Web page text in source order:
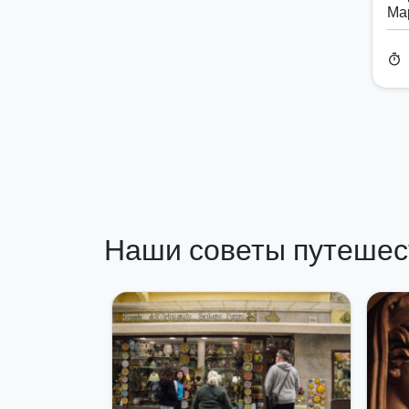
timer
Наши советы